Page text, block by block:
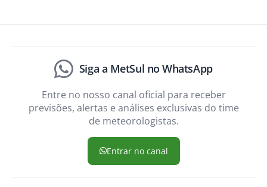
Siga a MetSul no WhatsApp
Entre no nosso canal oficial para receber
previsões, alertas e análises exclusivas do time
de meteorologistas.
Entrar no canal